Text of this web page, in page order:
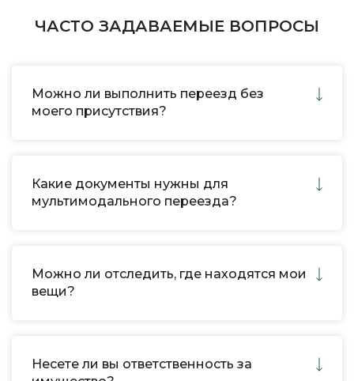
ЧАСТО ЗАДАВАЕМЫЕ ВОПРОСЫ
Можно ли выполнить переезд без
моего присутствия?
Какие документы нужны для
мультимодального переезда?
Можно ли отследить, где находятся мои
вещи?
Несете ли вы ответственность за